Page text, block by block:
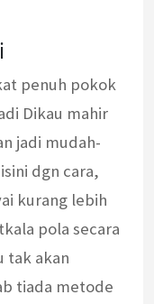
penuh pokok
Dikau mahir
jadi mudah-
dgn cara,
kurang lebih
pola secara
tak akan
tiada metode